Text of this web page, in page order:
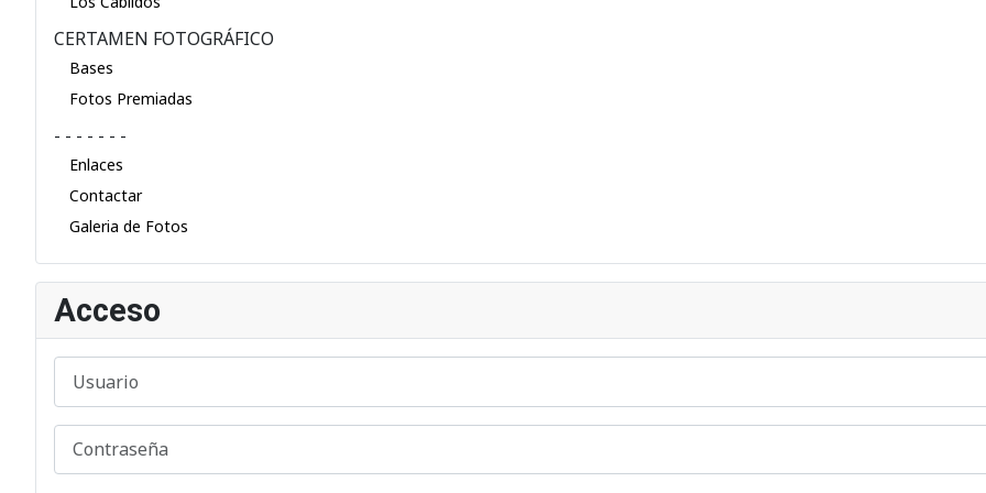
CERTAMEN FOTOGRÁFICO
Bases
Fotos Premiadas
- - - - - - -
Enlaces
Contactar
Galeria de Fotos
Acceso
Contraseña